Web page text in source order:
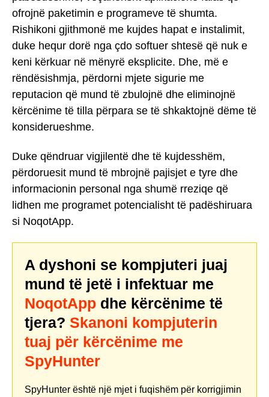
ofrojnë paketimin e programeve të shumta.
Rishikoni gjithmonë me kujdes hapat e instalimit,
duke hequr dorë nga çdo softuer shtesë që nuk e
keni kërkuar në mënyrë eksplicite. Dhe, më e
rëndësishmja, përdorni mjete sigurie me
reputacion që mund të zbulojnë dhe eliminojnë
kërcënime të tilla përpara se të shkaktojnë dëme të
konsiderueshme.
Duke qëndruar vigjilentë dhe të kujdesshëm,
përdoruesit mund të mbrojnë pajisjet e tyre dhe
informacionin personal nga shumë rreziqe që
lidhen me programet potencialisht të padëshiruara
si NoqotApp.
A dyshoni se kompjuteri juaj
mund të jetë i infektuar me
NoqotApp dhe kërcënime të
tjera? Skanoni kompjuterin
tuaj për kërcënime me
SpyHunter
SpyHunter është një mjet i fuqishëm për korrigjimin